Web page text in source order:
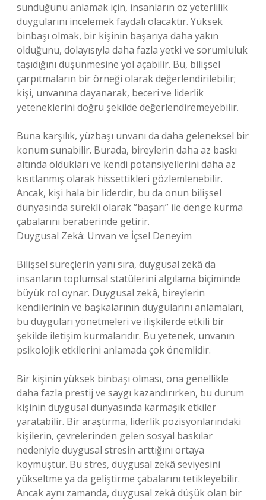
sunduğunu anlamak için, insanların öz yeterlilik
duygularını incelemek faydalı olacaktır. Yüksek
binbaşı olmak, bir kişinin başarıya daha yakın
olduğunu, dolayısıyla daha fazla yetki ve sorumluluk
taşıdığını düşünmesine yol açabilir. Bu, bilişsel
çarpıtmaların bir örneği olarak değerlendirilebilir;
kişi, unvanına dayanarak, beceri ve liderlik
yeteneklerini doğru şekilde değerlendiremeyebilir.
Buna karşılık, yüzbaşı unvanı da daha geleneksel bir
konum sunabilir. Burada, bireylerin daha az baskı
altında oldukları ve kendi potansiyellerini daha az
kısıtlanmış olarak hissettikleri gözlemlenebilir.
Ancak, kişi hala bir liderdir, bu da onun bilişsel
dünyasında sürekli olarak “başarı” ile denge kurma
çabalarını beraberinde getirir.
Duygusal Zekâ: Unvan ve İçsel Deneyim
Bilişsel süreçlerin yanı sıra, duygusal zekâ da
insanların toplumsal statülerini algılama biçiminde
büyük rol oynar. Duygusal zekâ, bireylerin
kendilerinin ve başkalarının duygularını anlamaları,
bu duyguları yönetmeleri ve ilişkilerde etkili bir
şekilde iletişim kurmalarıdır. Bu yetenek, unvanın
psikolojik etkilerini anlamada çok önemlidir.
Bir kişinin yüksek binbaşı olması, ona genellikle
daha fazla prestij ve saygı kazandırırken, bu durum
kişinin duygusal dünyasında karmaşık etkiler
yaratabilir. Bir araştırma, liderlik pozisyonlarındaki
kişilerin, çevrelerinden gelen sosyal baskılar
nedeniyle duygusal stresin arttığını ortaya
koymuştur. Bu stres, duygusal zekâ seviyesini
yükseltme ya da geliştirme çabalarını tetikleyebilir.
Ancak aynı zamanda, duygusal zekâ düşük olan bir